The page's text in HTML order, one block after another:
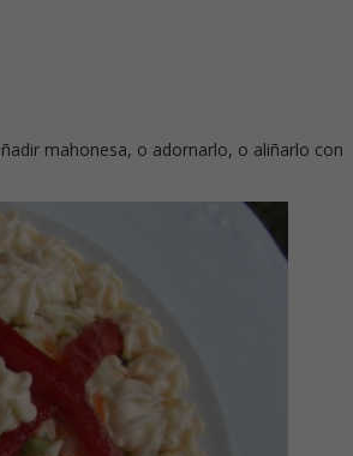
mahonesa, o adornarlo, o aliñarlo con